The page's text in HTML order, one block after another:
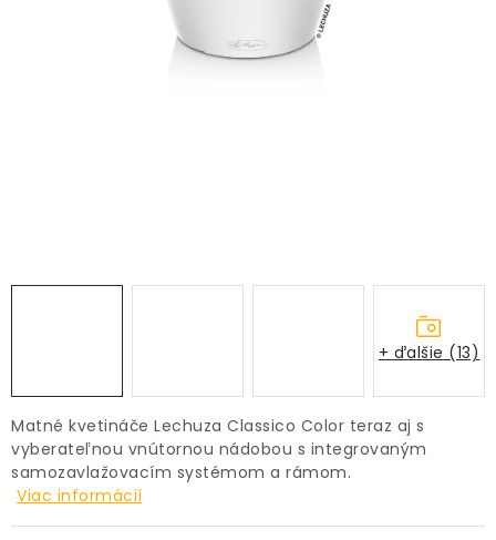
Obchodné podmienky
Podmienky ochrany osobných údajov
Matné kvetináče Lechuza Classico Color teraz aj s
vyberateľnou vnútornou nádobou s integrovaným
samozavlažovacím systémom a rámom.
Viac informácií
+ ďalšie (13)